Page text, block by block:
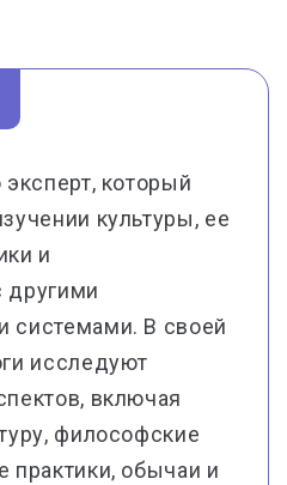
эксперт, который
культуры, ее
и
другими
системами. В своей
исследуют
включая
философские
практики, обычаи и